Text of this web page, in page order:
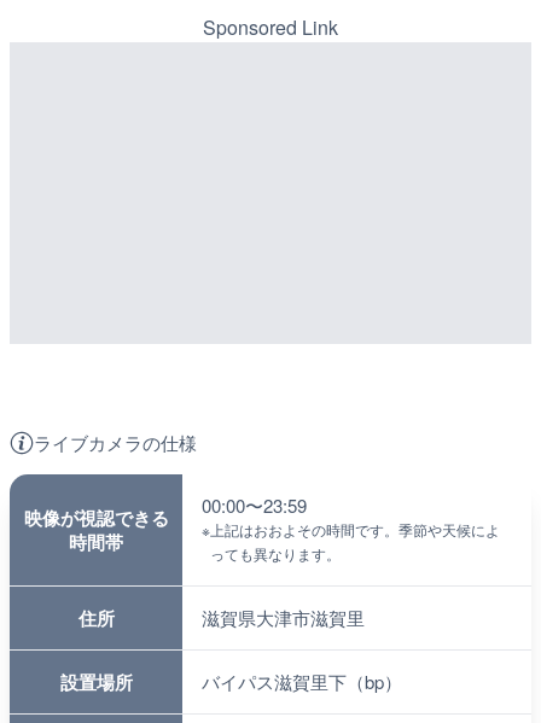
ライブカメラの仕様
映像が視認できる
時間帯
00:00〜23:59
※ 上記はおおよその時間です。季節や天候によ
っても異なります。
住所 滋賀県大津市滋賀里
設置場所 バイパス滋賀里下（bp）
Sponsored Link